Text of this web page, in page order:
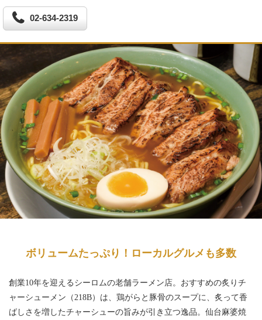
02-634-2319
ボリュームたっぷり！ローカルグルメも多数
創業10年を迎えるシーロムの老舗ラーメン店。おすすめの炙りチ
ャーシューメン（218B）は、鶏がらと豚骨のスープに、炙って香
ばしさを増したチャーシューの旨みが引き立つ逸品。仙台麻婆焼